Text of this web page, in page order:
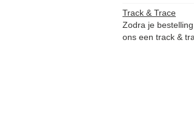
Track & Trace
Zodra je
ons een track &